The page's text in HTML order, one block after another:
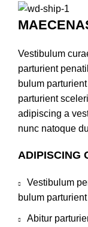
Vestibulum
parturient
bulum
parturient
adipiscing a
nunc natoque
ADIPISCING
Vestibulum
bulum
Abitur